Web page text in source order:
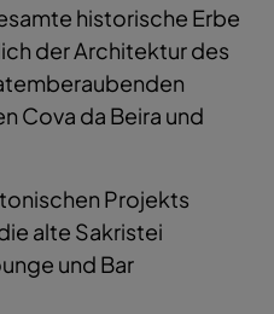
historische Erbe
der Architektur des
Cova da Beira und
Projekts
alte Sakristei
und Bar